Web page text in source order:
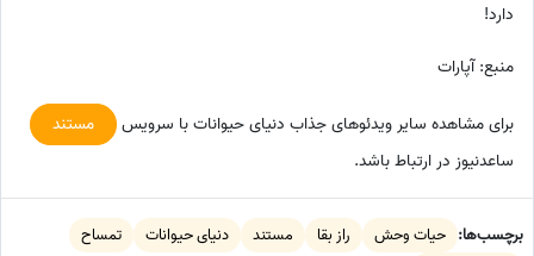
دارد!
منبع: آپارات
برای مشاهده سایر ویدئوهای جذاب دنیای حیوانات با سرویس
مستند
ساعدنیوز در ارتباط باشد.
برچسب‌ها: حیات وحش راز بقا مستند دنیای حیوانات
تمساح